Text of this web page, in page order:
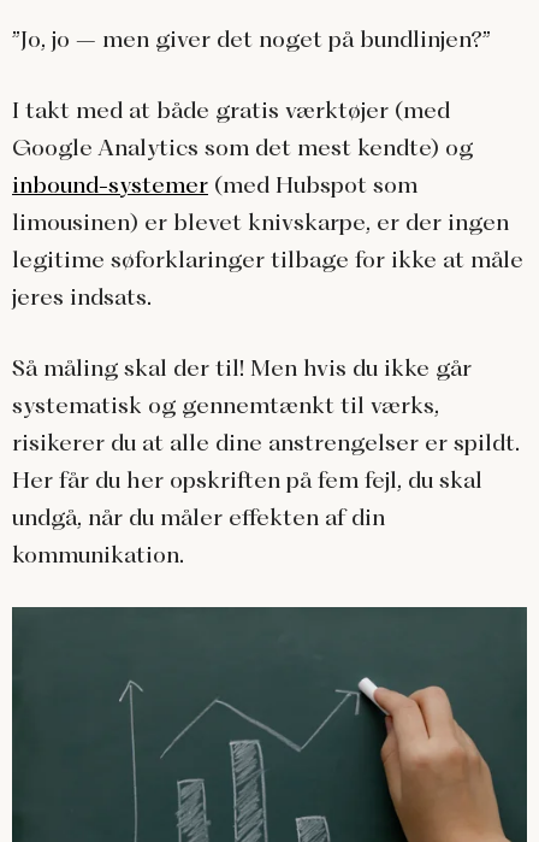
”Jo, jo – men giver det noget på bundlinjen?”
I takt med at både gratis værktøjer (med
Google Analytics som det mest kendte) og
inbound-systemer (med Hubspot som
limousinen) er blevet knivskarpe, er der ingen
legitime søforklaringer tilbage for ikke at måle
jeres indsats.
Så måling skal der til! Men hvis du ikke går
systematisk og gennemtænkt til værks,
risikerer du at alle dine anstrengelser er spildt.
Her får du her opskriften på fem fejl, du skal
undgå, når du måler effekten af din
kommunikation.